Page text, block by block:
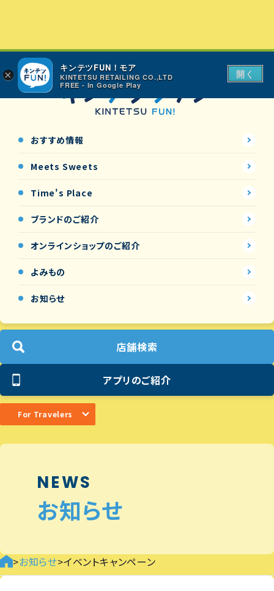
おすすめ情報
Meets Sweets
Time's Place
ブランドのご紹介
オンラインショップのご紹介
よみもの
お知らせ
店舗検索
アプリのご紹介
For Travelers
NEWS
お知らせ
>お知らせ>イベントキャンペーン
×
キンテツFUN！モア
KINTETSU RETAILING CO.,LTD
FREE - In Google Play
開く